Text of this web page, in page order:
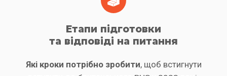
Етапи підготовки
та відповіді на питання
Які кроки потрібно зробити, щоб встигнути